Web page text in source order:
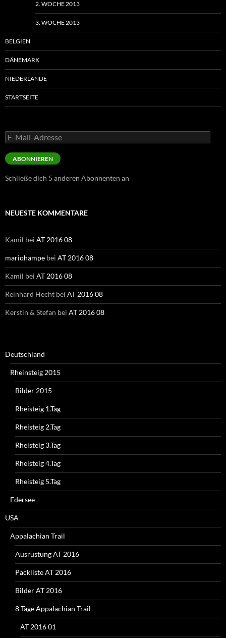
2. WOCHE 2013
3. WOCHE 2013
BELGIEN
DÄNEMARK
NIEDERLANDE
STARTSEITE
E-
Mail-
Adresse
ABONNIEREN
Schließe dich 5 anderen Abonnenten an
NEUESTE KOMMENTARE
Kamil bei AT 2016 08
mariohampe bei AT 2016 08
Kamil bei AT 2016 08
Reinhard Hecht bei AT 2016 08
Kerstin & Stefan bei AT 2016 08
Deutschland
Rheinsteig 2015
Bilder 2015
Rheisteig 1.Tag
Rheisteig 2.Tag
Rheisteig 3.Tag
Rheisteig 4.Tag
Rheisteig 5.Tag
Edersee
USA
Appalachian Trail
Ausrüstung AT 2016
Packliste AT 2016
Bilder AT 2016
8 Tage Appalachian Trail
AT 2016 01